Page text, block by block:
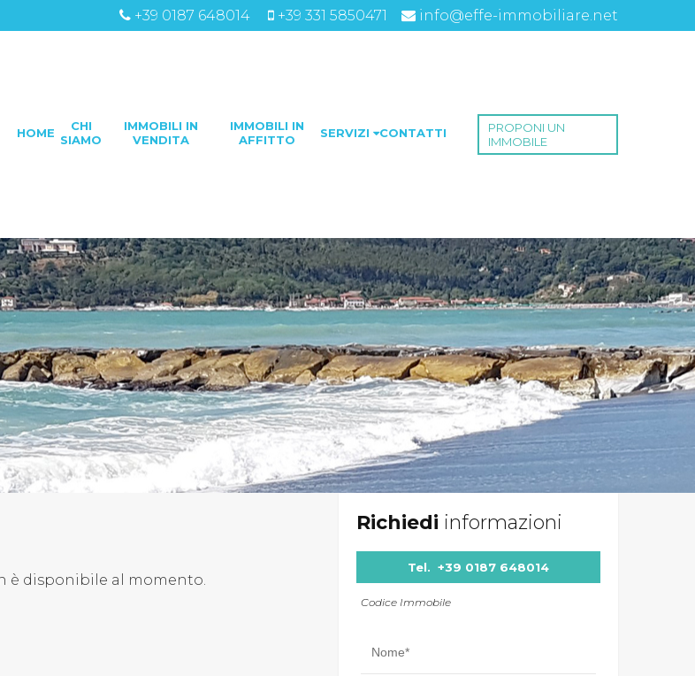
+39 0187 648014 +39 331 5850471 info@effe-immobiliare.net
HOME
CHI
SIAMO
IMMOBILI IN
VENDITA
IMMOBILI IN
AFFITTO
SERVIZI CONTATTI
PROPONI UN
IMMOBILE
è disponibile al momento.
Richiedi informazioni
Tel.+39 0187 648014
Codice Immobile